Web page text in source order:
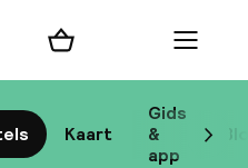
Kaart
Gids
&
app
Winkelmand Menu